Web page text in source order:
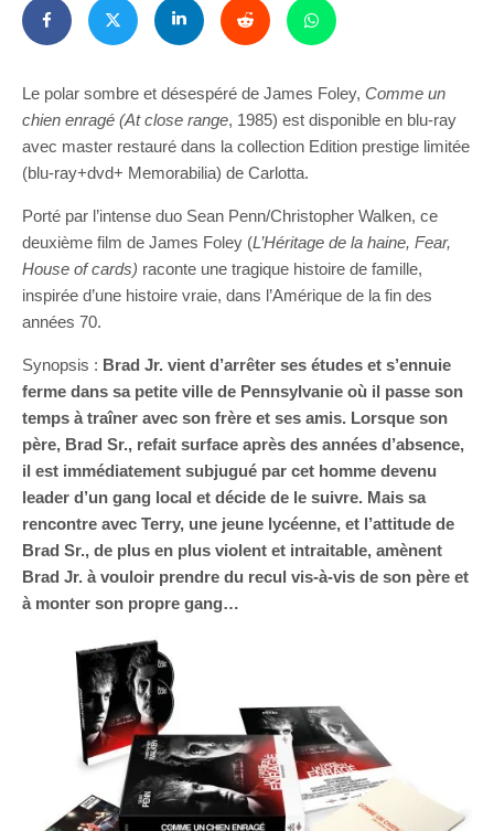
Le polar sombre et désespéré de James Foley, Comme un
chien enragé (At close range, 1985) est disponible en blu-ray
avec master restauré dans la collection Edition prestige limitée
(blu-ray+dvd+ Memorabilia) de Carlotta.
Porté par l’intense duo Sean Penn/Christopher Walken, ce
deuxième film de James Foley (L’Héritage de la haine, Fear,
House of cards) raconte une tragique histoire de famille,
inspirée d’une histoire vraie, dans l’Amérique de la fin des
années 70.
Synopsis : Brad Jr. vient d’arrêter ses études et s’ennuie
ferme dans sa petite ville de Pennsylvanie où il passe son
temps à traîner avec son frère et ses amis. Lorsque son
père, Brad Sr., refait surface après des années d’absence,
il est immédiatement subjugué par cet homme devenu
leader d’un gang local et décide de le suivre. Mais sa
rencontre avec Terry, une jeune lycéenne, et l’attitude de
Brad Sr., de plus en plus violent et intraitable, amènent
Brad Jr. à vouloir prendre du recul vis-à-vis de son père et
à monter son propre gang…